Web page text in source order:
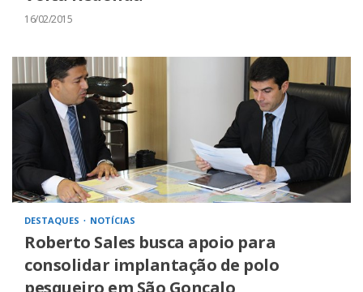
16/02/2015
DESTAQUES NOTÍCIAS
Roberto Sales busca apoio para
consolidar implantação de polo
pesqueiro em São Gonçalo